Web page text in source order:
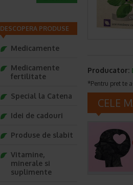
Producator:
*Pentru pret te
CELE
DESCOPERA PRODUSE
Medicamente
Medicamente
fertilitate
Special la Catena
Idei de cadouri
Produse de slabit
Vitamine,
minerale si
suplimente